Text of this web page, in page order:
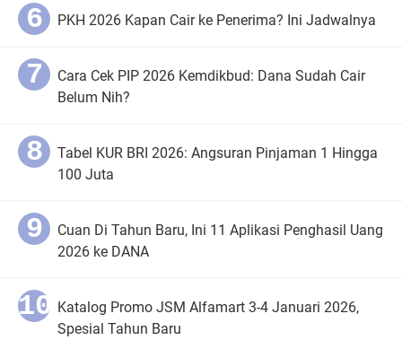
PKH 2026 Kapan Cair ke Penerima? Ini Jadwalnya
Cara Cek PIP 2026 Kemdikbud: Dana Sudah Cair
Belum Nih?
Tabel KUR BRI 2026: Angsuran Pinjaman 1 Hingga
100 Juta
Cuan Di Tahun Baru, Ini 11 Aplikasi Penghasil Uang
2026 ke DANA
Katalog Promo JSM Alfamart 3-4 Januari 2026,
Spesial Tahun Baru